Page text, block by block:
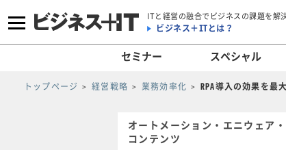
ITと経営の融合でビジネスの課題を解
ビジネス＋ITとは？
セミナー スペシャル
トップページ 経営戦略 業務効率化 RPA導入の効果を最
オートメーション・エニウェア
コンテンツ